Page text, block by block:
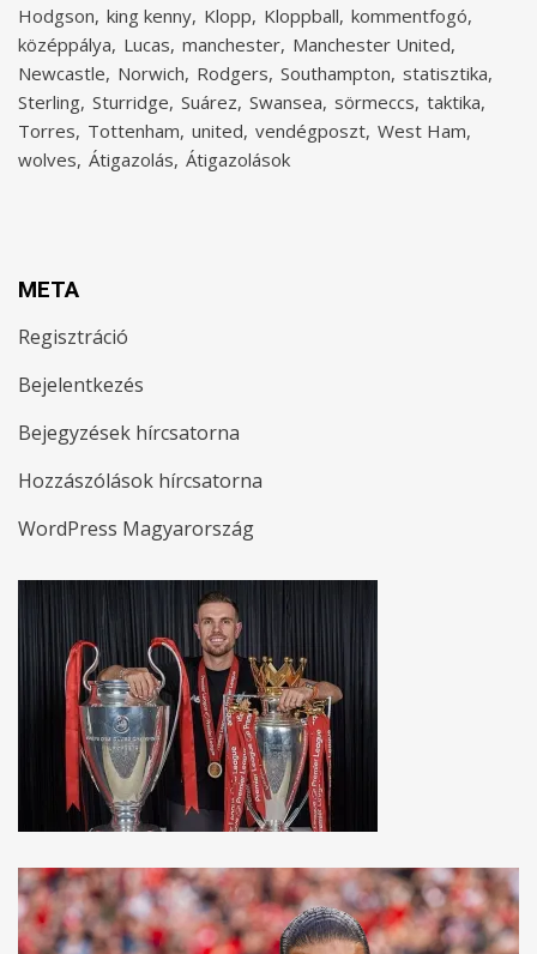
Hodgson king kenny Klopp Kloppball kommentfogó
középpálya Lucas manchester Manchester United
Newcastle Norwich Rodgers Southampton statisztika
Sterling Sturridge Suárez Swansea sörmeccs taktika
Torres Tottenham united vendégposzt West Ham
wolves Átigazolás Átigazolások
META
Regisztráció
Bejelentkezés
Bejegyzések hírcsatorna
Hozzászólások hírcsatorna
WordPress Magyarország